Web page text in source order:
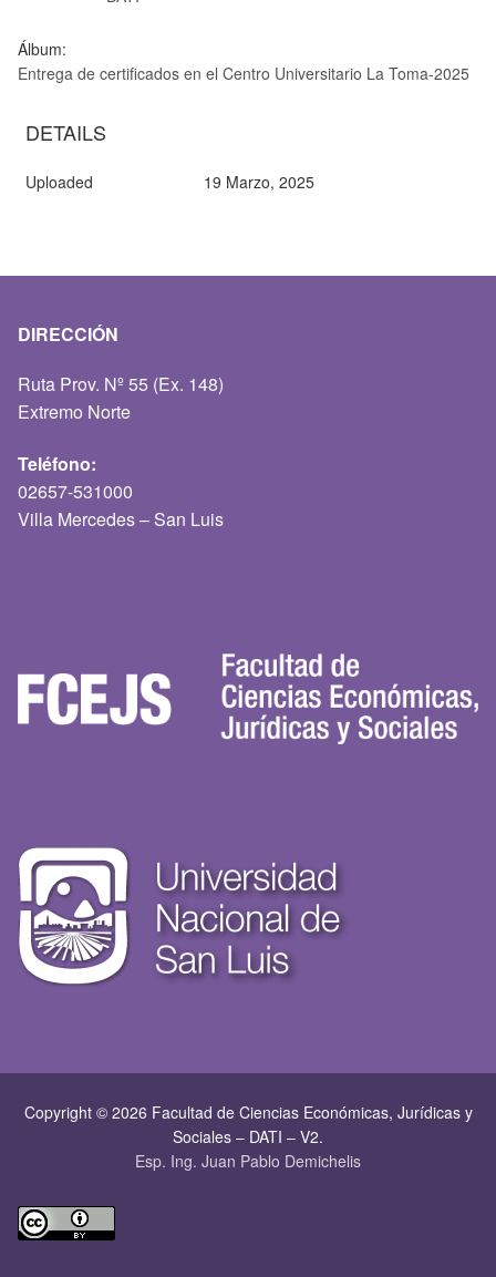
Álbum:
Entrega de certificados en el Centro Universitario La Toma-2025
DETAILS
Uploaded 19 Marzo, 2025
DIRECCIÓN
Ruta Prov. Nº 55 (Ex. 148)
Extremo Norte
Teléfono:
02657-531000
Villa Mercedes – San Luis
Copyright © 2026 Facultad de Ciencias Económicas, Jurí­dicas y
Sociales – DATI – V2.
Esp. Ing. Juan Pablo Demichelis